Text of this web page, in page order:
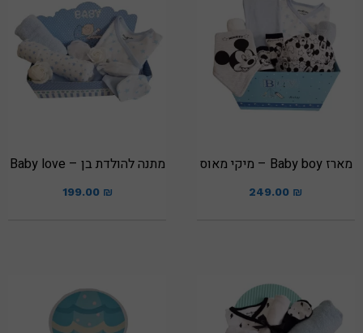
מארז Baby boy – מיקי מאוס
249.00 ₪
מתנה להולדת בן – Baby love
199.00 ₪